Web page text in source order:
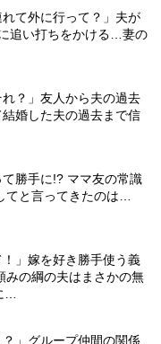
れて外に行って？」夫が
追い打ちをかける…妻の
れ？」友人から夫の過去
婚した夫の過去まで信
て勝手に!? ママ友の常識
てと言ってきたのは…
！」嫁を好き勝手使う義
みの綱の夫はまさかの無
…
？」グループ仲間の関係